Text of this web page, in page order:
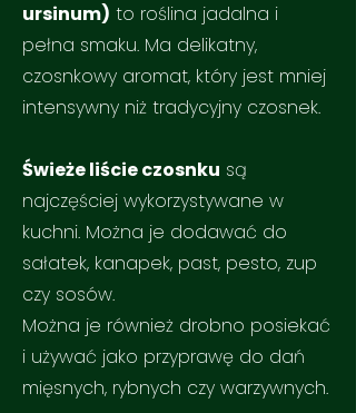
ursinum) to roślina jadalna i
pełna smaku. Ma delikatny,
czosnkowy aromat, który jest mniej
intensywny niż tradycyjny czosnek.
Świeże liście czosnku są
najczęściej wykorzystywane w
kuchni. Można je dodawać do
sałatek, kanapek, past, pesto, zup
czy sosów.
Można je również drobno posiekać
i używać jako przyprawę do dań
mięsnych, rybnych czy warzywnych.